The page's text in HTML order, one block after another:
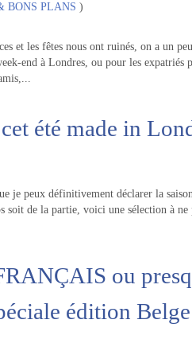
BONS PLANS )
et les fêtes nous ont ruinés, on a un
end à Londres, ou pour les expatriés
été made in
je peux définitivement déclarer la
soit de la partie, voici une sélection à
ou
édition